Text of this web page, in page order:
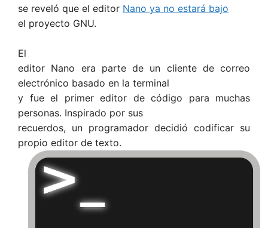
se reveló que el editor Nano ya no estará bajo
el proyecto GNU.
El
editor Nano era parte de un cliente de correo
electrónico basado en la terminal
y fue el primer editor de código para muchas
personas. Inspirado por sus
recuerdos, un programador decidió codificar su
propio editor de texto.